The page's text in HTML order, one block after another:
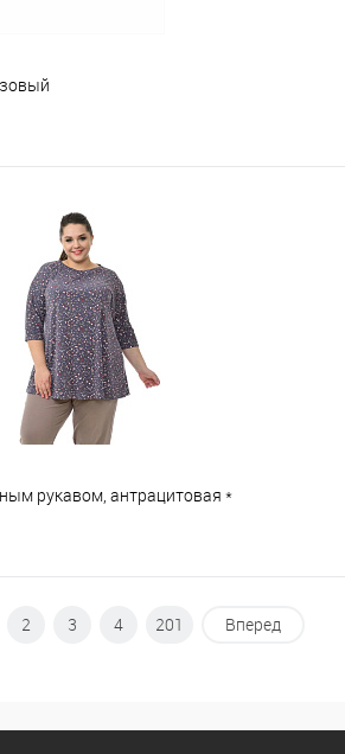
В корзину
рукавом, антрацитовая *
В корзину
2 3 4 201 Вперед